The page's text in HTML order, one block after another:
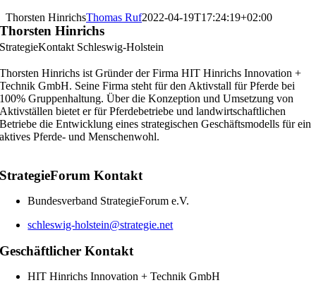
Thorsten HinrichsThomas Ruf2022-04-19T17:24:19+02:00
Thorsten Hinrichs
StrategieKontakt Schleswig-Holstein
Thorsten Hinrichs ist Gründer der Firma HIT Hinrichs Innovation +
Technik GmbH. Seine Firma steht für den Aktivstall für Pferde bei
100% Gruppenhaltung. Über die Konzeption und Umsetzung von
Aktivställen bietet er für Pferdebetriebe und landwirtschaftlichen
Betriebe die Entwicklung eines strategischen Geschäftsmodells für ein
aktives Pferde- und Menschenwohl.
StrategieForum Kontakt
Bundesverband StrategieForum e.V.
schleswig-holstein@strategie.net
Geschäftlicher Kontakt
HIT Hinrichs Innovation + Technik GmbH